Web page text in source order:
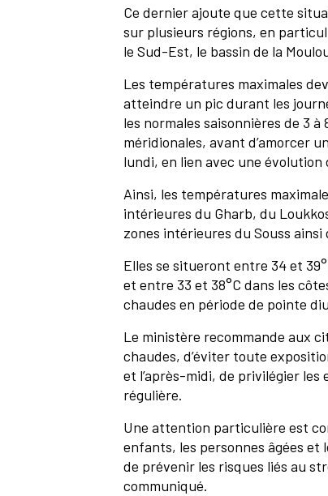
Ce dernier ajoute que cette
sur plusieurs régions, en
le Sud-Est, le bassin de la
Les températures maximales
atteindre un pic durant les
les normales saisonnières de 3
méridionales, avant d’amorcer
lundi, en lien avec une
Ainsi, les températures
intérieures du Gharb, du
zones intérieures du Souss
Elles se situeront entre 34 et
et entre 33 et 38°C dans les
chaudes en période de pointe
Le ministère recommande aux
chaudes, d’éviter toute
et l’après-midi, de privilégier
régulière.
Une attention particulière est
enfants, les personnes âgées
de prévenir les risques liés au
communiqué.